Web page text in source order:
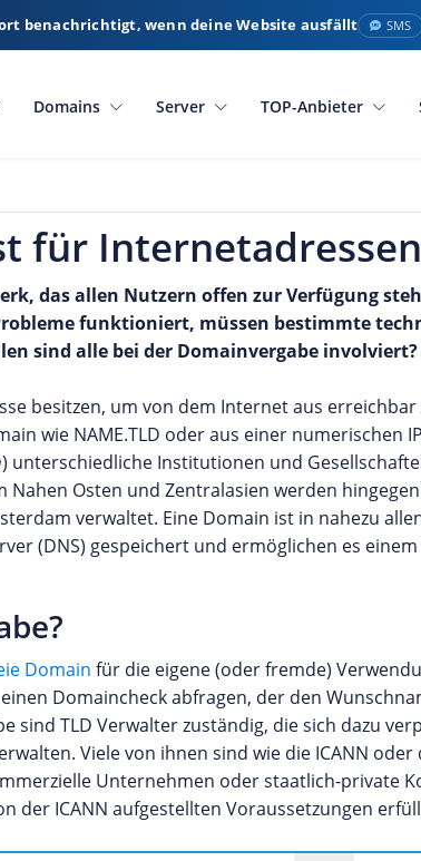
benachrichtigt, wenn deine Website ausfällt SMS
Domains Server TOP-Anbieter
für
das allen Nutzern offen zur Verfügung
funktioniert, müssen bestimmte
sind alle bei der Domainvergabe
besitzen, um von dem Internet aus
wie NAME.TLD oder aus einer numerischen
unterschiedliche Institutionen und
Osten und Zentralasien werden
verwaltet. Eine Domain ist in nahezu
(DNS) gespeichert und ermöglichen es
Domain für die eigene (oder fremde)
Domaincheck abfragen, der den
sind TLD Verwalter zuständig, die sich dazu
Viele von ihnen sind wie die ICANN
Unternehmen oder staatlich-private
der ICANN aufgestellten Voraussetzungen